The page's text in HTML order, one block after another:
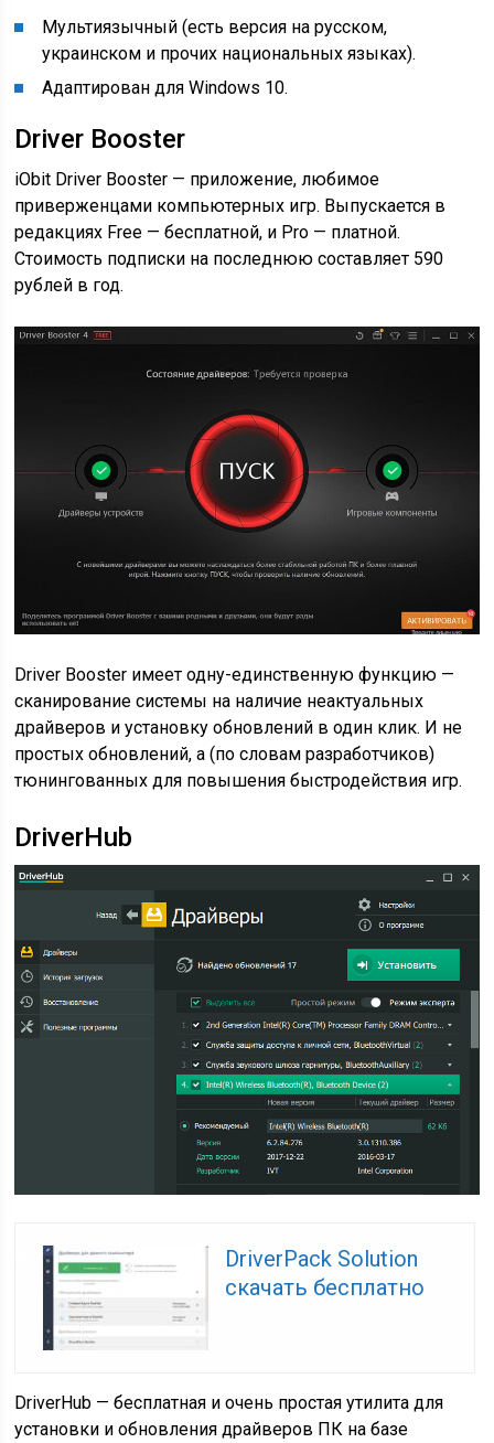
Мультиязычный (есть версия на русском,
украинском и прочих национальных языках).
Адаптирован для Windows 10.
Driver Booster
iObit Driver Booster — приложение, любимое
приверженцами компьютерных игр. Выпускается в
редакциях Free — бесплатной, и Pro — платной.
Стоимость подписки на последнюю составляет 590
рублей в год.
Driver Booster имеет одну-единственную функцию —
сканирование системы на наличие неактуальных
драйверов и установку обновлений в один клик. И не
простых обновлений, а (по словам разработчиков)
тюнингованных для повышения быстродействия игр.
DriverHub
DriverPack Solution
скачать бесплатно
DriverHub — бесплатная и очень простая утилита для
установки и обновления драйверов ПК на базе